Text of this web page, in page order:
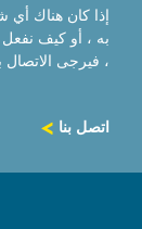
إذا كان هناك
به ، أو كيف
، فيرجى الاتصال
اتصل بنا